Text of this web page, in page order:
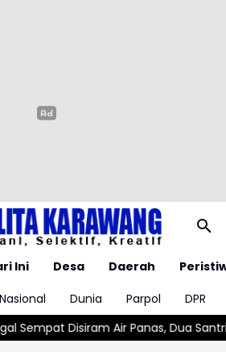
Ini Desa Daerah
Nasional Dunia Parpol
DPR
di Karawang Terluka Akibat Aksi